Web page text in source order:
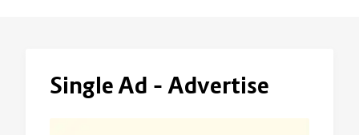
Single Ad – Advertise